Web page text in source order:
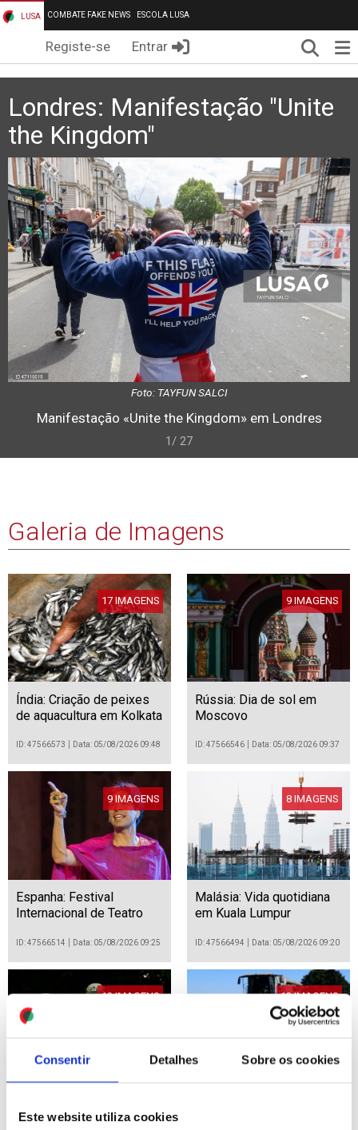
Consentir Detalhes Sobre os cookies
Este website utiliza cookies
LUSA COMBATE FAKE NEWS ESCOLA LUSA
Registe-se Entrar
Londres: Manifestação "Unite
the Kingdom"
Foto: TAYFUN SALCI
Manifestação «Unite the Kingdom» em Londres
1/ 27
Galeria de Imagens
17 IMAGENS
Índia: Criação de peixes
de aquacultura em Kolkata
ID: 47566573 Data: 05/08/2026 09:48
9 IMAGENS
Rússia: Dia de sol em
Moscovo
ID: 47566546 Data: 05/08/2026 09:37
9 IMAGENS
Espanha: Festival
Internacional de Teatro
ID: 47566514 Data: 05/08/2026 09:25
8 IMAGENS
Malásia: Vida quotidiana
em Kuala Lumpur
ID: 47566494 Data: 05/08/2026 09:20
13 IMAGENS
militares em Taipé
13 IMAGENS